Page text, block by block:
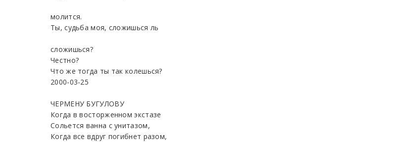
молится.
Ты, судьба моя, сложишься ль
сложишься?
Честно?
Что же тогда ты так колешься?
2000-03-25
ЧЕРМЕНУ БУГУЛОВУ
Когда в восторженном экстазе
Сольется ванна с унитазом,
Когда все вдруг погибнет разом,